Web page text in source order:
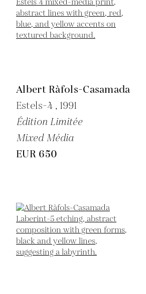
Albert Ràfols-Casamada
Estels-4 , 1991
Édition Limitée
Mixed Média
EUR 650